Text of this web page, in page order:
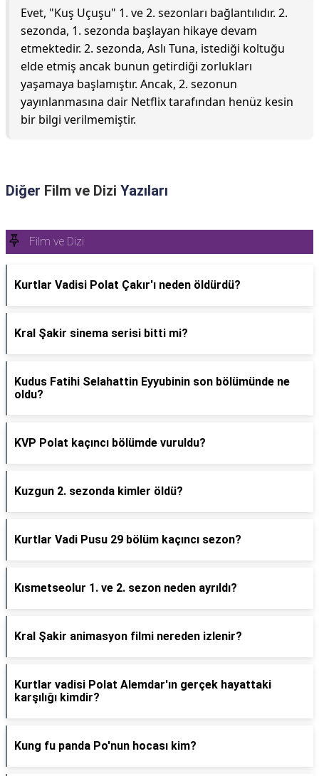
Evet, "Kuş Uçuşu" 1. ve 2. sezonları bağlantılıdır. 2.
sezonda, 1. sezonda başlayan hikaye devam
etmektedir. 2. sezonda, Aslı Tuna, istediği koltuğu
elde etmiş ancak bunun getirdiği zorlukları
yaşamaya başlamıştır. Ancak, 2. sezonun
yayınlanmasına dair Netflix tarafından henüz kesin
bir bilgi verilmemiştir.
Diğer Film ve Dizi Yazıları
Film ve Dizi
Kurtlar Vadisi Polat Çakır'ı neden öldürdü?
Kral Şakir sinema serisi bitti mi?
Kudus Fatihi Selahattin Eyyubinin son bölümünde ne
oldu?
KVP Polat kaçıncı bölümde vuruldu?
Kuzgun 2. sezonda kimler öldü?
Kurtlar Vadi Pusu 29 bölüm kaçıncı sezon?
Kısmetseolur 1. ve 2. sezon neden ayrıldı?
Kral Şakir animasyon filmi nereden izlenir?
Kurtlar vadisi Polat Alemdar'ın gerçek hayattaki
karşılığı kimdir?
Kung fu panda Po'nun hocası kim?